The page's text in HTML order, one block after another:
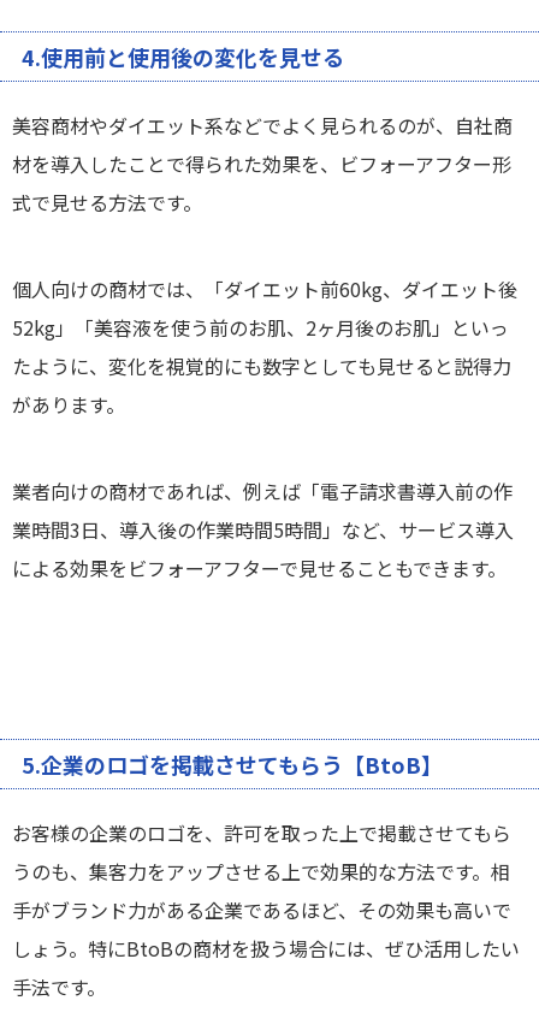
4.使用前と使用後の変化を見せる
美容商材やダイエット系などでよく見られるのが、自社商
材を導入したことで得られた効果を、ビフォーアフター形
式で見せる方法です。
個人向けの商材では、「ダイエット前60kg、ダイエット後
52kg」「美容液を使う前のお肌、2ヶ月後のお肌」といっ
たように、変化を視覚的にも数字としても見せると説得力
があります。
業者向けの商材であれば、例えば「電子請求書導入前の作
業時間3日、導入後の作業時間5時間」など、サービス導入
による効果をビフォーアフターで見せることもできます。
5.企業のロゴを掲載させてもらう【BtoB】
お客様の企業のロゴを、許可を取った上で掲載させてもら
うのも、集客力をアップさせる上で効果的な方法です。相
手がブランド力がある企業であるほど、その効果も高いで
しょう。特にBtoBの商材を扱う場合には、ぜひ活用したい
手法です。